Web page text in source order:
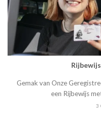
Gemak van Onze
een Rijbewijs
3